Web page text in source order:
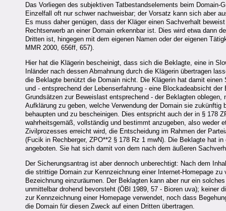
Das Vorliegen des subjektiven Tatbestandselements beim
Einzelfall oft nur schwer nachweisbar; der Vorsatz kann sich aber
Es muss daher genügen, dass der Kläger einen Sachverhalt
Rechtserwerb an einer Domain erkennbar ist. Dies wird etwa dann
Dritten ist, hingegen mit dem eigenen Namen oder der eigenen
MMR 2000, 656ff, 657).
Hier hat die Klägerin bescheinigt, dass sich die Beklagte, eine in
Inländer nach dessen Abmahnung durch die Klägerin übertragen
die Beklagte benützt die Domain nicht. Die Klägerin hat damit
und - entsprechend der Lebenserfahrung - eine Blockadeabsicht
Grundsätzen zur Beweislast entsprechend - der Beklagten
Aufklärung zu geben, welche Verwendung der Domain sie
behaupten und zu bescheinigen. Dies entspricht auch der in § 178
wahrheitsgemäß, vollständig und bestimmt anzugeben, also
Zivilprozesses erreicht wird, die Entscheidung im Rahmen der
(Fucik in Rechberger, ZPO**2 § 178 Rz 1 mwN). Die Beklagte hat
angeboten. Sie hat sich damit von dem nach dem äußeren
Der Sicherungsantrag ist aber dennoch unberechtigt: Nach dem
die strittige Domain zur Kennzeichnung einer Internet-Homepage
Bezeichnung einzuräumen. Der Beklagten kann aber nur ein
unmittelbar drohend bevorsteht (ÖBl 1989, 57 - Bioren uva); keiner
zur Kennzeichnung einer Homepage verwendet, noch dass
die Domain für diesen Zweck auf einen Dritten übertragen.